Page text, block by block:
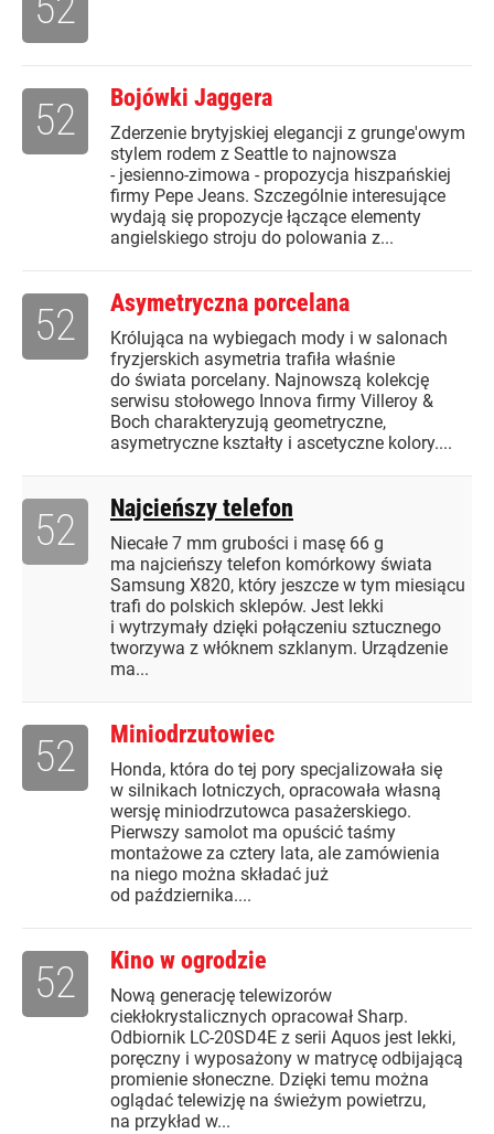
Bojówki Jaggera
Zderzenie brytyjskiej elegancji z grunge'owym
stylem rodem z Seattle to najnowsza
- jesienno-zimowa - propozycja hiszpańskiej
firmy Pepe Jeans. Szczególnie interesujące
wydają się propozycje łączące elementy
angielskiego stroju do polowania z...
52
Asymetryczna porcelana
Królująca na wybiegach mody i w salonach
fryzjerskich asymetria trafiła właśnie
do świata porcelany. Najnowszą kolekcję
serwisu stołowego Innova firmy Villeroy &
Boch charakteryzują geometryczne,
asymetryczne kształty i ascetyczne kolory....
52
Najcieńszy telefon
Niecałe 7 mm grubości i masę 66 g
ma najcieńszy telefon komórkowy świata
Samsung X820, który jeszcze w tym miesiącu
trafi do polskich sklepów. Jest lekki
i wytrzymały dzięki połączeniu sztucznego
tworzywa z włóknem szklanym. Urządzenie
ma...
52
Miniodrzutowiec
Honda, która do tej pory specjalizowała się
w silnikach lotniczych, opracowała własną
wersję miniodrzutowca pasażerskiego.
Pierwszy samolot ma opuścić taśmy
montażowe za cztery lata, ale zamówienia
na niego można składać już
od października....
52
Kino w ogrodzie
Nową generację telewizorów
ciekłokrystalicznych opracował Sharp.
Odbiornik LC-20SD4E z serii Aquos jest lekki,
poręczny i wyposażony w matrycę odbijającą
promienie słoneczne. Dzięki temu można
oglądać telewizję na świeżym powietrzu,
na przykład w...
52